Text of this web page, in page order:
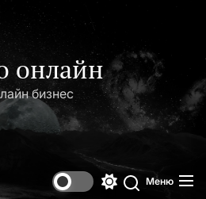
онлайн
бизнес
Поиск
Меню